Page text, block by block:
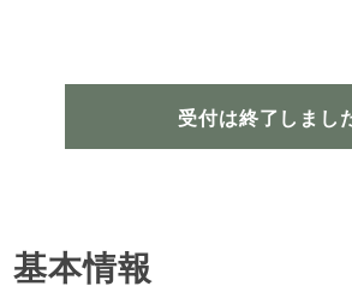
受付は終了しまし
基本情報